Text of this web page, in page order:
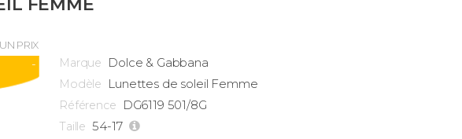
FEMME
PRIX
- Marque Dolce & Gabbana
Modèle Lunettes de soleil Femme
Référence DG6119 501/8G
Taille 54-17